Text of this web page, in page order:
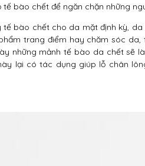
tế bào chết để ngăn chặn những
bào chết cho da mặt định kỳ,
trang điểm hay chăm sóc
những mảnh tế bào da chết sẽ
lại có tác dụng giúp lỗ chân